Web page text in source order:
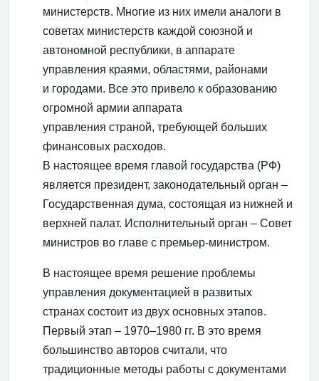
министерств. Многие из них имели аналоги в
советах министерств каждой союзной и
автономной республики, в аппарате
управления краями, областями, районами
и городами. Все это привело к образованию
огромной армии аппарата
управления страной, требующей больших
финансовых расходов.
В настоящее время главой государства (РФ)
является президент, законодательный орган –
Государственная дума, состоящая из нижней и
верхней палат. Исполнительный орган – Совет
министров во главе с премьер-министром.
В настоящее время решение проблемы
управления документацией в развитых
странах состоит из двух основных этапов.
Первый этап – 1970–1980 гг. В это время
большинство авторов считали, что
традиционные методы работы с документами